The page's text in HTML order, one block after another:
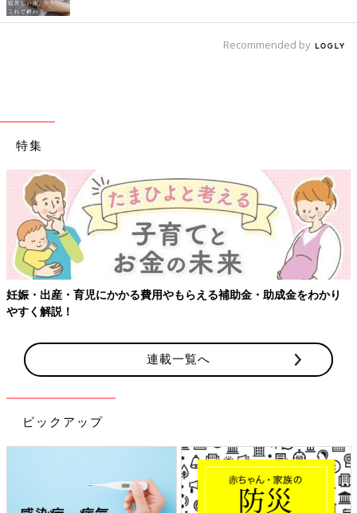
Recommended by
特集
助金・助成金をわかり 【ワクチン接種できるものも】妊婦の感
連載一覧へ
ピックアップ